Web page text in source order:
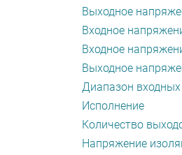
Выходное
Входное
Входное
Выходное
Диапазон
Исполнение
Количество
Напряжение